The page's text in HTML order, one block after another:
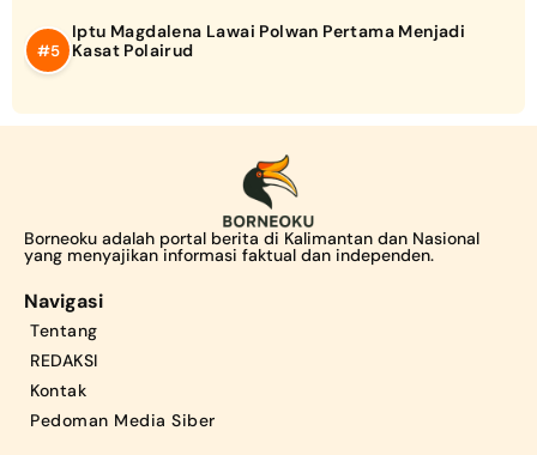
Iptu Magdalena Lawai Polwan Pertama Menjadi
Kasat Polairud
Borneoku adalah portal berita di Kalimantan dan Nasional
yang menyajikan informasi faktual dan independen.
Navigasi
Tentang
REDAKSI
Kontak
Pedoman Media Siber